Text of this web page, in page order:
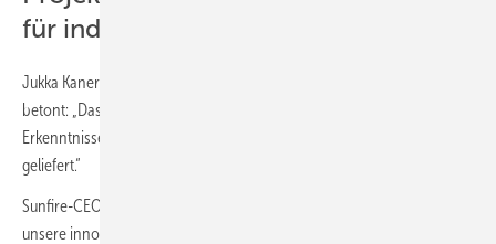
für industrielle Dekarbonisierung
Jukka Kanerva, Senior Vice President Renewable Refining bei Neste,
betont: „Das MultiPLHY-Projekt hat Neste wertvolle Erfahrungen und
Erkenntnisse in der industriellen Produktion von grünem Wasserstoff
geliefert.“
Sunfire-CEO Nils Aldag erklärt: „Das MultiPLHY-Projekt zeigt, dass sich
unsere innovative Technologie im industriellen Maßstab integrieren